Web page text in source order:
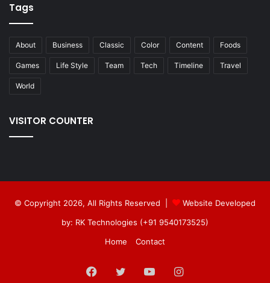
Tags
About Business Classic Color Content Foods
Games Life Style Team Tech Timeline Travel
World
VISITOR COUNTER
© Copyright 2026, All Rights Reserved |
Website Developed
by: RK Technologies (+91 9540173525)
Home
Contact
Facebook
Twitter YouTubeInstagram